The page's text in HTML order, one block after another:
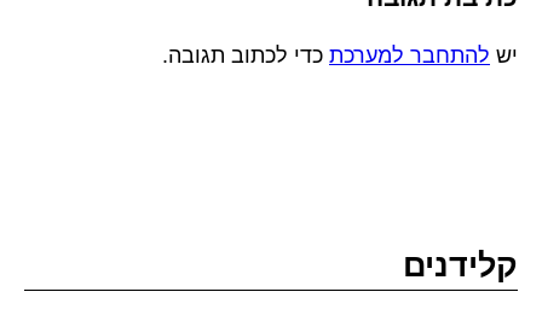
יש להתחבר למערכת כדי לכתוב תגובה.
קלידנים